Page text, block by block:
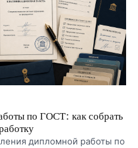
по ГОСТ: как собрать
дипломной работы по